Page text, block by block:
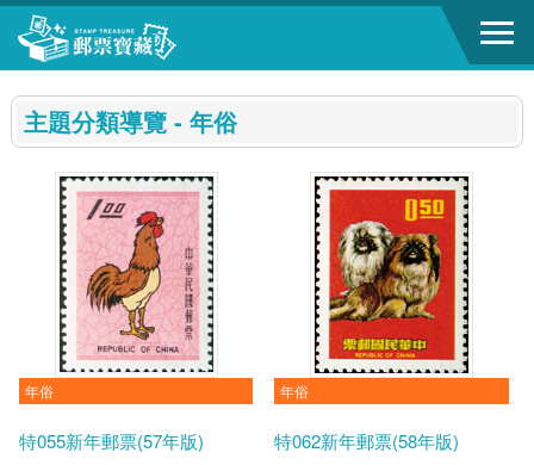
跳到主要內容區塊
主題分類導覽 - 年俗
年俗
特055新年郵票(57年版)
年俗
特062新年郵票(58年版)